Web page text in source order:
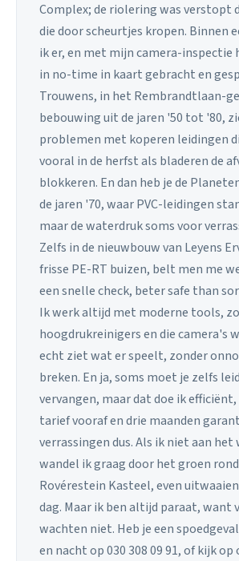
Complex; de riolering was verstopt
die door scheurtjes kropen. Binnen
ik er, en met mijn camera-inspectie
in no-time in kaart gebracht en
Trouwens, in het Rembrandtlaan-
bebouwing uit de jaren '50 tot '80,
problemen met koperen leidingen
vooral in de herfst als bladeren de
blokkeren. En dan heb je de
de jaren '70, waar PVC-leidingen
maar de waterdruk soms voor
Zelfs in de nieuwbouw van Leyens
frisse PE-RT buizen, belt men me
een snelle check, beter safe than
Ik werk altijd met moderne tools,
hoogdrukreinigers en die camera's
echt ziet wat er speelt, zonder
breken. En ja, soms moet je zelfs
vervangen, maar dat doe ik
tarief vooraf en drie maanden
verrassingen dus. Als ik niet aan het
wandel ik graag door het groen
Rovérestein Kasteel, even
dag. Maar ik ben altijd paraat, want
wachten niet. Heb je een
en nacht op 030 308 09 91, of kijk